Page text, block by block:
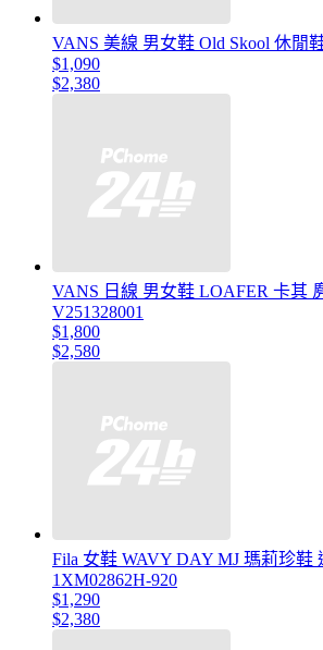
VANS 美線 男女鞋 Old Skool 休閒
$1,090
$2,380
VANS 日線 男女鞋 LOAFER 卡其
V251328001
$1,800
$2,580
Fila 女鞋 WAVY DAY MJ 瑪莉珍鞋
1XM02862H-920
$1,290
$2,380